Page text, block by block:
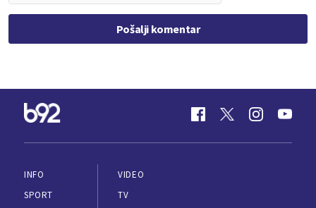
Pošalji komentar
INFO
SPORT
VIDEO
TV